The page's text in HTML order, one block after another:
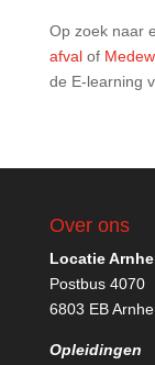
Op zoek naar
afvalof
de E-learning
Over ons
Locatie
Postbus 4070
6803 EB
Opleidingen